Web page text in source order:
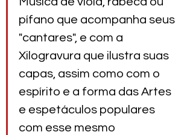
pífano que acompanha seus
"cantares", e com a
Xilogravura que ilustra suas
capas, assim como com o
espírito e a forma das Artes
e espetáculos populares
com esse mesmo